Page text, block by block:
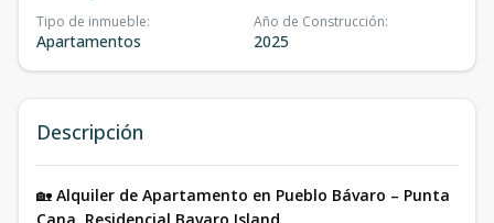
Tipo de inmueble:
Apartamentos
Año de Construcción:
2025
Descripción
🏡 Alquiler de Apartamento en Pueblo Bávaro – Punta